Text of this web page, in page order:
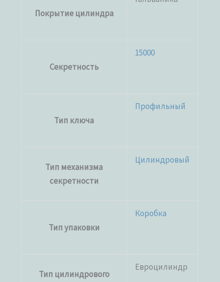
Покрытие цилиндра
Секретность
15000
Тип ключа
Профильный
Тип механизма
секретности
Цилиндровый
Тип упаковки
Коробка
Тип цилиндрового
Евроцилиндр